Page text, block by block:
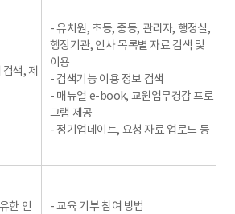
색, 제
- 유치원, 초등, 중등, 관리자, 행정실,
행정기관, 인사 목록별 자료 검색 및
이용
- 검색기능 이용 정보 검색
- 매뉴얼 e-book, 교원업무경감 프로
그램 제공
- 정기업데이트, 요청 자료 업로드 등
한 인
- 교육 기부 참여 방법